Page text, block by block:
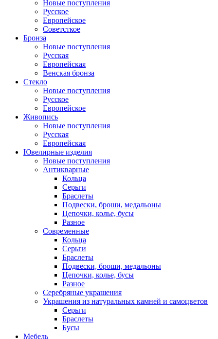
Новые поступления
Русское
Европейское
Советсткое
Бронза
Новые поступления
Русская
Европейская
Венская бронза
Стекло
Новые поступления
Русское
Европейское
Живопись
Новые поступления
Русская
Европейская
Ювелирные изделия
Новые поступления
Антикварные
Кольца
Серьги
Браслеты
Подвески, броши, медальоны
Цепочки, колье, бусы
Разное
Современные
Кольца
Серьги
Браслеты
Подвески, броши, медальоны
Цепочки, колье, бусы
Разное
Серебряные украшения
Украшения из натуральных камней и самоцветов
Серьги
Браслеты
Бусы
Мебель